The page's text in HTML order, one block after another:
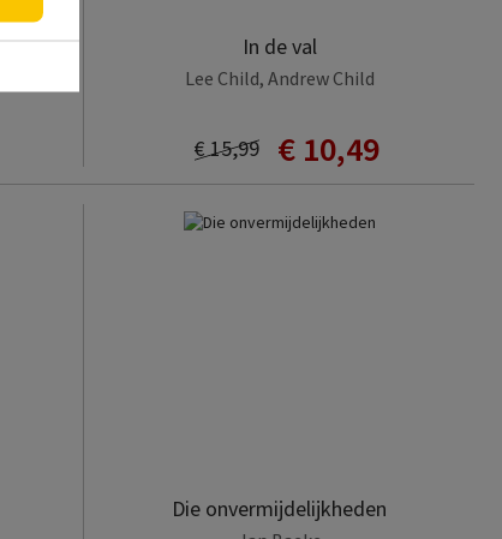
In de val
Lee Child, Andrew Child
€ 10,49
€ 15,99
Die onvermijdelijkheden